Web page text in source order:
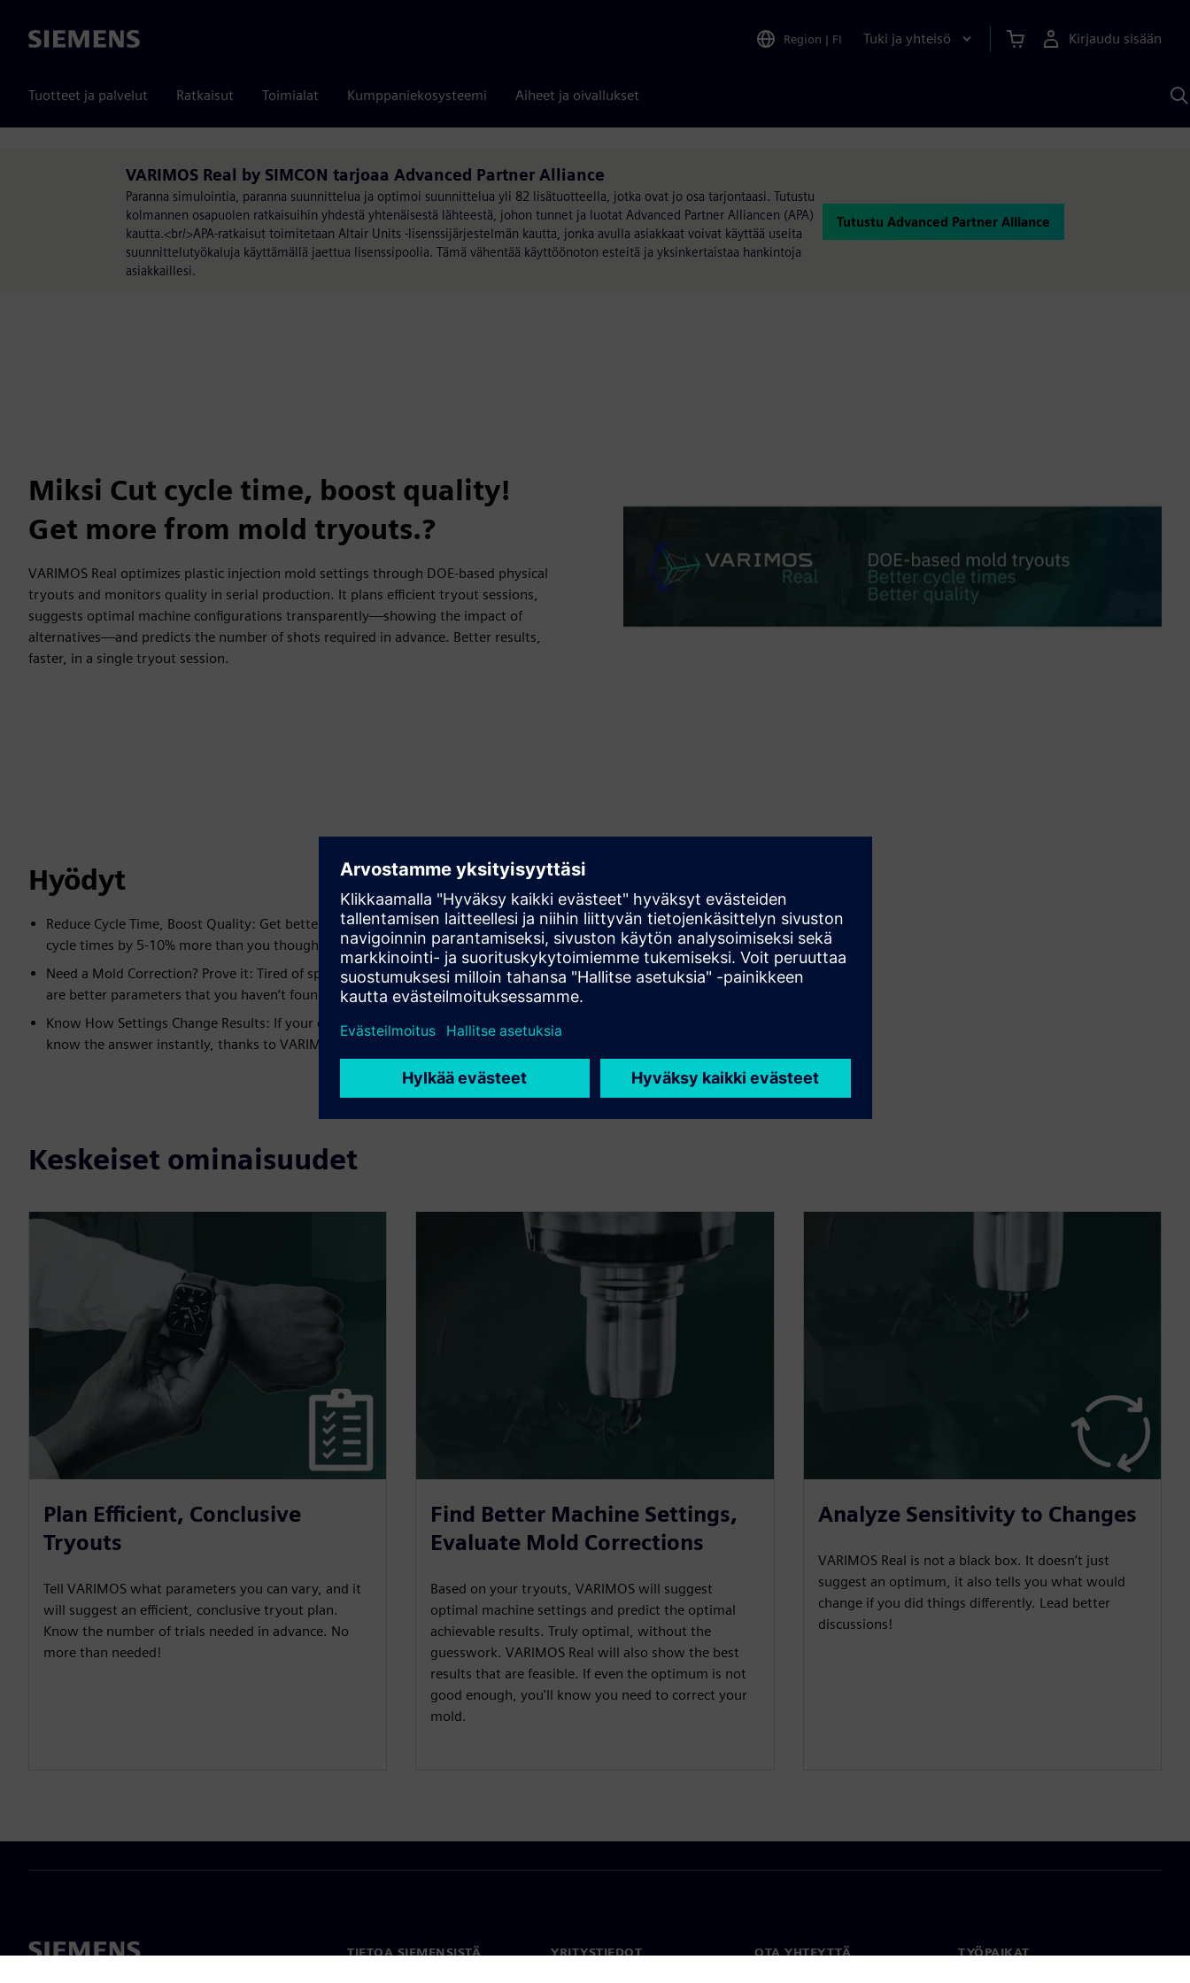
Siemens Region | FI Tuki ja yhteisö Kirjaudu sisään
Tuotteet ja palvelut Ratkaisut Toimialat Kumppaniekosysteemi Aiheet ja oivallukset
VARIMOS Real by SIMCON tarjoaa Advanced Partner Alliance
Paranna simulointia, paranna suunnittelua ja optimoi suunnittelua yli 82 lisätuotteella, jotka ovat jo osa tarjontaasi. Tutustu
kolmannen osapuolen ratkaisuihin yhdestä yhtenäisestä lähteestä, johon tunnet ja luotat Advanced Partner Alliancen (APA)
kautta.<br/>APA-ratkaisut toimitetaan Altair Units -lisenssijärjestelmän kautta, jonka avulla asiakkaat voivat käyttää useita
suunnittelutyökaluja käyttämällä jaettua lisenssipoolia. Tämä vähentää käyttöönoton esteitä ja yksinkertaistaa hankintoja
asiakkaillesi.
Tutustu Advanced Partner Alliance
Miksi Cut cycle time, boost quality!
Get more from mold tryouts.?
VARIMOS Real optimizes plastic injection mold settings through DOE-based physical
tryouts and monitors quality in serial production. It plans efficient tryout sessions,
suggests optimal machine configurations transparently—showing the impact of
alternatives—and predicts the number of shots required in advance. Better results,
faster, in a single tryout session.
Hyödyt
Reduce Cycle Time, Boost Quality: Get better results from your mold. Our results show that you can often reduce
cycle times by 5-10% more than you thought, without sacrificing part quality.
Need a Mold Correction? Prove it: Tired of speculating whether you need a mold correction, or whether maybe there
are better parameters that you haven’t found yet? Now you can prove it.
Know How Settings Change Results: If your colleague or customers asks, “what if we changed this setting…?" you’ll
know the answer instantly, thanks to VARIMOS’s sensitivity analysis.
Keskeiset ominaisuudet
Plan Efficient, Conclusive
Tryouts
Tell VARIMOS what parameters you can vary, and it
will suggest an efficient, conclusive tryout plan.
Know the number of trials needed in advance. No
more than needed!
Find Better Machine Settings,
Evaluate Mold Corrections
Based on your tryouts, VARIMOS will suggest
optimal machine settings and predict the optimal
achievable results. Truly optimal, without the
guesswork. VARIMOS Real will also show the best
results that are feasible. If even the optimum is not
good enough, you'll know you need to correct your
mold.
Analyze Sensitivity to Changes
VARIMOS Real is not a black box. It doesn’t just
suggest an optimum, it also tells you what would
change if you did things differently. Lead better
discussions!
TIETOA SIEMENSISTÄ YRITYSTIEDOT OTA YHTEYTTÄ TYÖPAIKAT